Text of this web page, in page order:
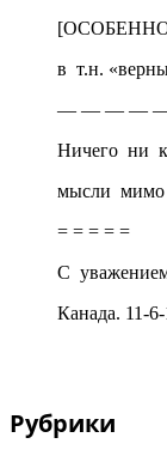
в т.н.
— — — —
Ничего ни
мысли
= = = = =
С
Канада. 11-
Рубрики